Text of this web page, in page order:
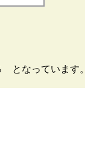
なっています。